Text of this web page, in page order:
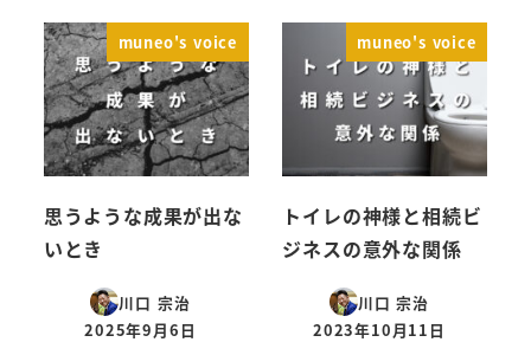
muneo's voice
思うような成果が出な
いとき
川口 宗治
投稿日
2025年9月6日
muneo's voice
トイレの神様と相続ビ
ジネスの意外な関係
川口 宗治
投稿日
2023年10月11日